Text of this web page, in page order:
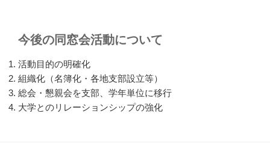
今後の同窓会活動について
活動目的の明確化
組織化（名簿化・各地支部設立等）
総会・懇親会を支部、学年単位に移行
大学とのリレーションシップの強化